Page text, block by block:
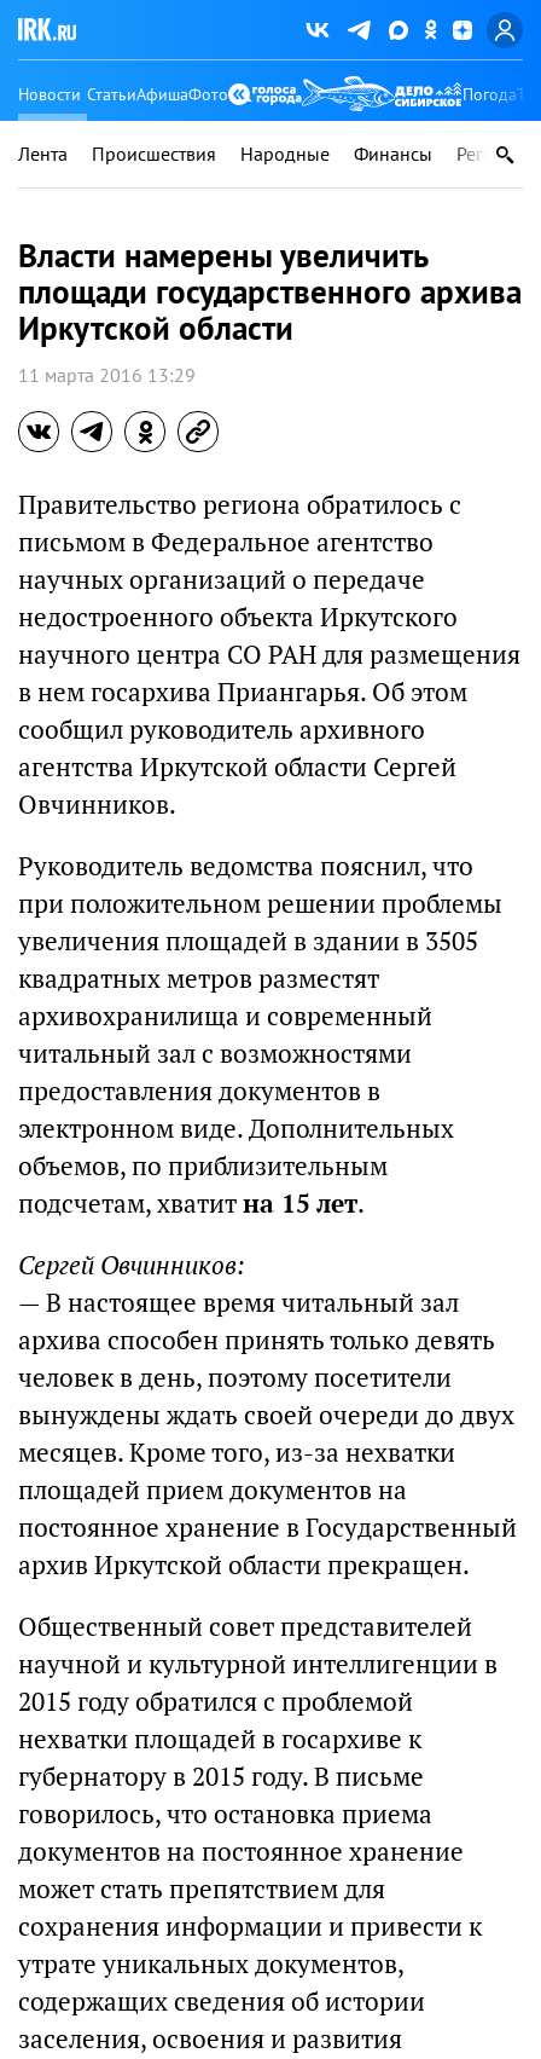
Новости СтатьиАфишаФото Погода
Лента Происшествия Народные Финансы Регионы
Власти намерены увеличить
площади государственного архива
Иркутской области
11 марта 2016 13:29
Правительство региона обратилось с
письмом в Федеральное агентство
научных организаций о передаче
недостроенного объекта Иркутского
научного центра СО РАН для размещения
в нем госархива Приангарья. Об этом
сообщил руководитель архивного
агентства Иркутской области Сергей
Овчинников.
Руководитель ведомства пояснил, что
при положительном решении проблемы
увеличения площадей в здании в 3505
квадратных метров разместят
архивохранилища и современный
читальный зал с возможностями
предоставления документов в
электронном виде. Дополнительных
объемов, по приблизительным
подсчетам, хватитна 15 лет.
Сергей Овчинников:
— В настоящее время читальный зал
архива способен принять только девять
человек в день, поэтому посетители
вынуждены ждать своей очереди до двух
месяцев. Кроме того, из-за нехватки
площадей прием документов на
постоянное хранение в Государственный
архив Иркутской области прекращен.
Общественный совет представителей
научной и культурной интеллигенции в
2015 году обратился с проблемой
нехватки площадей в госархиве к
губернатору в 2015 году. В письме
говорилось, что остановка приема
документов на постоянное хранение
может стать препятствием для
сохранения информации и привести к
утрате уникальных документов,
содержащих сведения об истории
заселения, освоения и развития